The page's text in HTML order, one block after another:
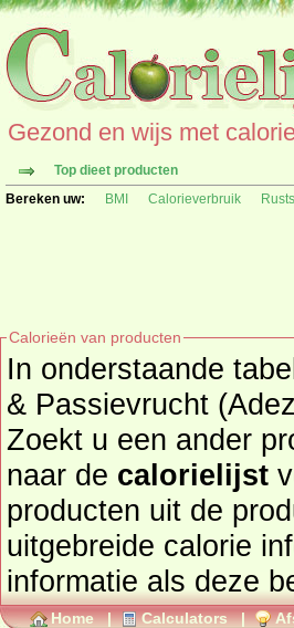
Gezond en wijs met
Top dieet producten
Bereken uw:
BMI Calorieverbruik
Calorieën van producten
In onderstaande
& Passievrucht
Zoekt u een ander
naar de calorielijst
producten uit de
uitgebreide calorie
informatie als deze
Home | Calculators |